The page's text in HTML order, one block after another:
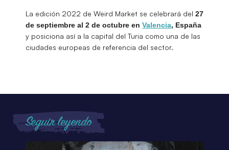
La edición 2022 de Weird Market se celebrará del 27
de septiembre al 2 de octubre en Valencia, España
y posiciona así a la capital del Turia como una de las
ciudades europeas de referencia del sector.
Seguir leyendo